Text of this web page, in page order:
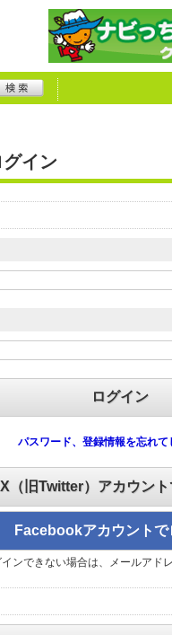
イン
パスワード、登録情報を忘れて
X（旧Twitter）アカウン
Facebookアカウントで
ンできない場合は、メールアド